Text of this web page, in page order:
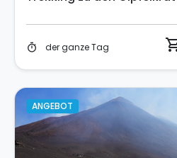
timer der ganze Tag
ANGEBOT